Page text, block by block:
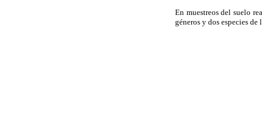
En muestreos del suelo
géneros y dos especies